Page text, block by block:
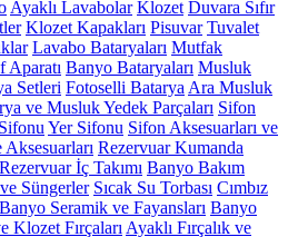
Ayaklı Lavabolar Klozet Duvara Sıfır
Klozet Kapakları Pisuvar Tuvalet
Lavabo Bataryaları Mutfak
Aparatı Banyo Bataryaları Musluk
Setleri Fotoselli Batarya Ara Musluk
ve Musluk Yedek Parçaları Sifon
Yer Sifonu Sifon Aksesuarları ve
Rezervuar Kumanda
Rezervuar İç Takımı Banyo Bakım
Süngerler Sıcak Su Torbası Cımbız
Banyo Seramik ve Fayansları Banyo
Klozet Fırçaları Ayaklı Fırçalık ve